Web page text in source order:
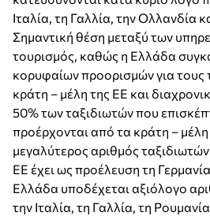
Ιταλία, τη Γαλλία, την Ολλανδία
Σημαντική θέση μεταξύ των
τουρισμός, καθώς η Ελλάδα
κορυφαίων προορισμών για τους
κράτη – μέλη της ΕΕ και
50% των ταξιδιωτών που
προέρχονται από τα κράτη –
μεγαλύτερος αριθμός
ΕΕ έχει ως προέλευση τη
Ελλάδα υποδέχεται αξιόλογο
την Ιταλία, τη Γαλλία, τη